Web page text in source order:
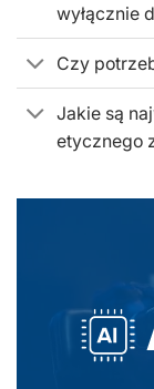
wyłącznie
Czy
Jakie są
etycznego